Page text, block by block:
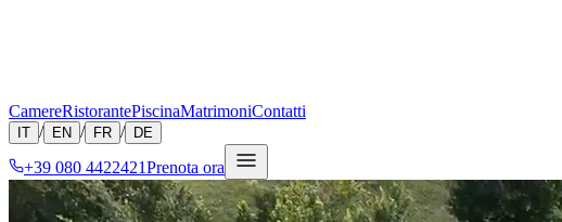
CamereRistorantePiscinaMatrimoniContatti
IT / EN / FR / DE
+39 080 4422421Prenota ora